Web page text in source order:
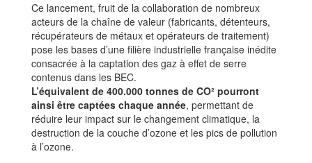
Ce lancement, fruit de la collaboration de nombreux
acteurs de la chaîne de valeur (fabricants, détenteurs,
récupérateurs de métaux et opérateurs de traitement)
pose les bases d’une filière industrielle française inédite
consacrée à la captation des gaz à effet de serre
contenus dans les BEC.
L’équivalent de 400.000 tonnes de CO² pourront
ainsi être captées chaque année, permettant de
réduire leur impact sur le changement climatique, la
destruction de la couche d’ozone et les pics de pollution
à l’ozone.